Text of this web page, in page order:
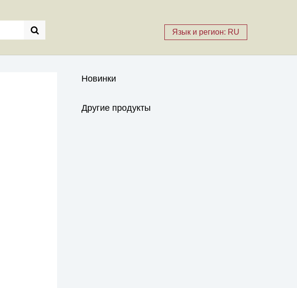
Язык и регион: RU
Новинки
Другие продукты